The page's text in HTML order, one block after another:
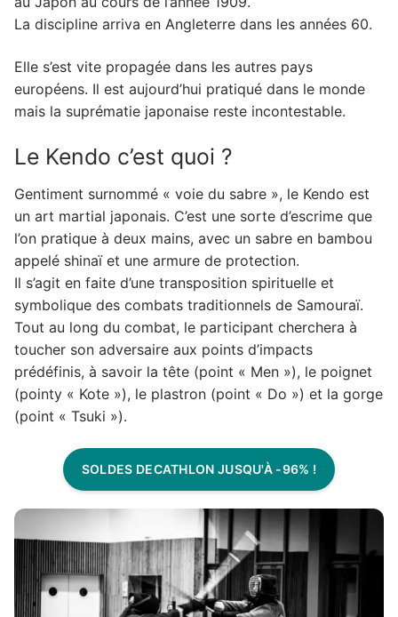
La discipline arriva en Angleterre dans les années 60.
Elle s’est vite propagée dans les autres pays
européens. Il est aujourd’hui pratiqué dans le monde
mais la suprématie japonaise reste incontestable.
Le Kendo c’est quoi ?
Gentiment surnommé « voie du sabre », le Kendo est
un art martial japonais. C’est une sorte d’escrime que
l’on pratique à deux mains, avec un sabre en bambou
appelé shinaï et une armure de protection.
Il s’agit en faite d’une transposition spirituelle et
symbolique des combats traditionnels de Samouraï.
Tout au long du combat, le participant cherchera à
toucher son adversaire aux points d’impacts
prédéfinis, à savoir la tête (point « Men »), le poignet
(pointy « Kote »), le plastron (point « Do ») et la gorge
(point « Tsuki »).
SOLDES DECATHLON JUSQU'À -96% !